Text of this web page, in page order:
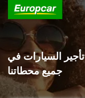
تأجير السيارات في Plettenberg Bay : اكتشف
جميع محطاتنا